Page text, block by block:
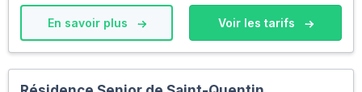
En savoir plus Voir les tarifs